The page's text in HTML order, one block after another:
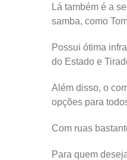
Lá também é a
samba, como
Possui ótima
do Estado e
Além disso, o
opções para
Com ruas
Para quem